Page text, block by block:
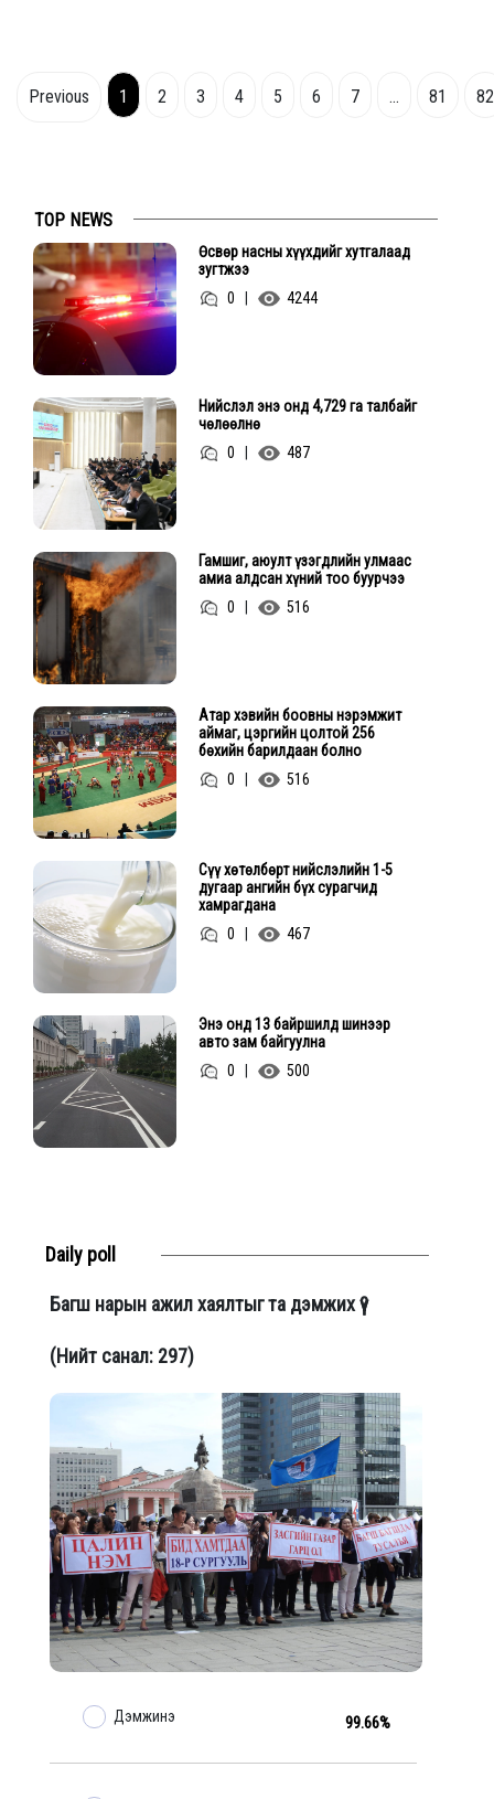
Previous 1 2 3 4 5 6 7 ... 81 82
TOP NEWS
Өсвөр насны хүүхдийг хутгалаад
зугтжээ
0
4244
Нийслэл энэ онд 4,729 га талбайг
чөлөөлнө
0
487
Гамшиг, аюулт үзэгдлийн улмаас
амиа алдсан хүний тоо буурчээ
0
516
Атар хэвийн боовны нэрэмжит
аймаг, цэргийн цолтой 256
бөхийн барилдаан болно
0
516
Сүү хөтөлбөрт нийслэлийн 1-5
дугаар ангийн бүх сурагчид
хамрагдана
0
467
Энэ онд 13 байршилд шинээр
авто зам байгуулна
0
500
Daily poll
Багш нарын ажил хаялтыг та дэмжих үү?
(Нийт санал: 297)
Дэмжинэ 99.66%